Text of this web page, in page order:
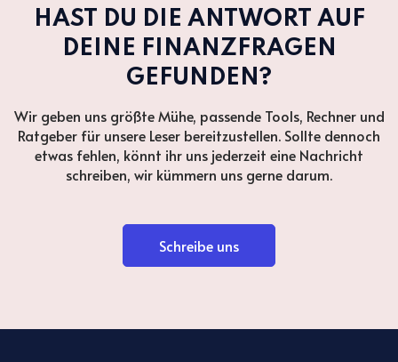
HAST DU DIE ANTWORT AUF
DEINE FINANZFRAGEN
GEFUNDEN?
Wir geben uns größte Mühe, passende Tools, Rechner und
Ratgeber für unsere Leser bereitzustellen. Sollte dennoch
etwas fehlen, könnt ihr uns jederzeit eine Nachricht
schreiben, wir kümmern uns gerne darum.
Schreibe uns